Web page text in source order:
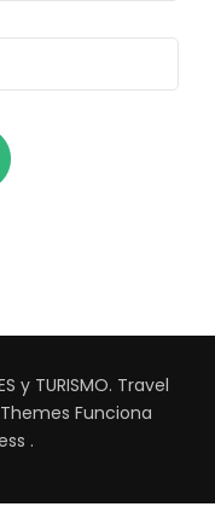
y TURISMO. Travel
Funciona
.